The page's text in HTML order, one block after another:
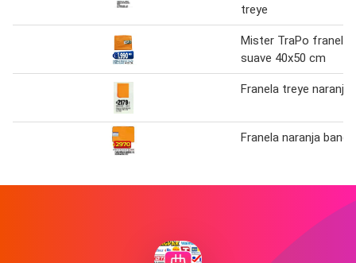
treye
Mister TraPo franela
suave 40x50 cm
Franela treye naranja
Franela naranja